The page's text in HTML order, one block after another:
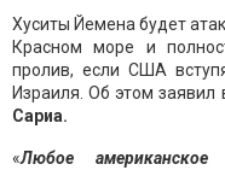
Хуситы Йемена будет
Красном море и
пролив, если США
Израиля. Об этом заявил
Сариа.
«Любое